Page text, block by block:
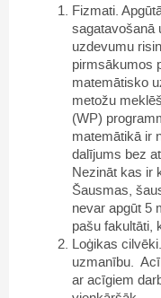
Fizmati.
sagatavošanā
uzdevumu
pirmsākumos
matemātisko
metožu
(WP)
matemātikā ir
dalījums bez
Nezināt kas ir
Šausmas,
nevar apgūt 5
pašu fakultāti,
Loģikas
uzmanību.
ar acīgiem